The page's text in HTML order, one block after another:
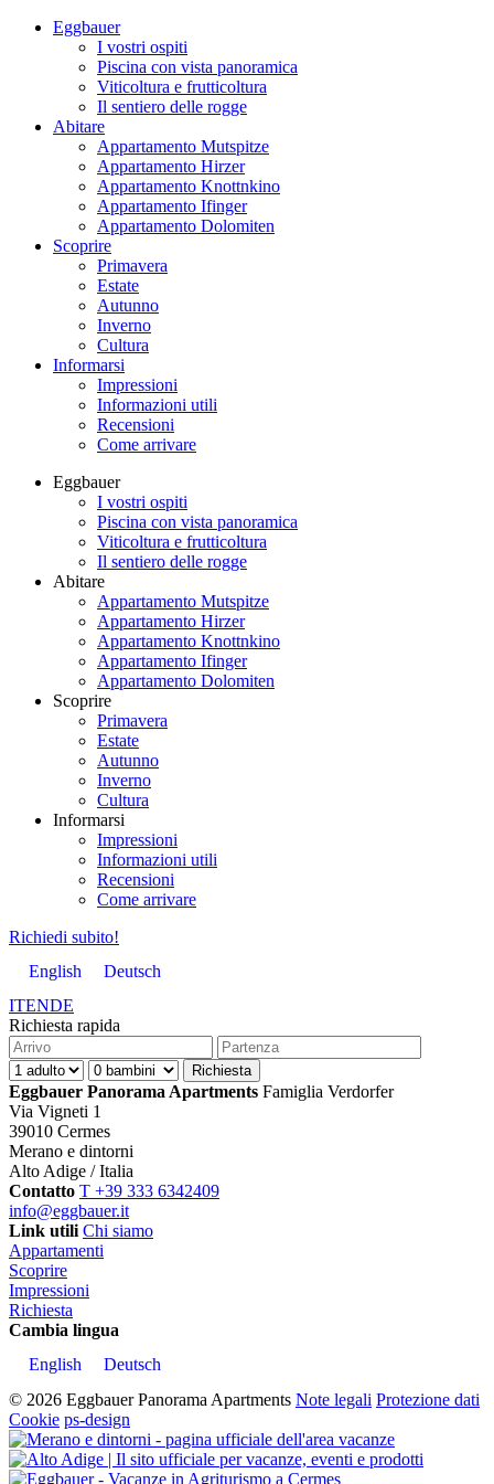
Eggbauer
I vostri ospiti
Piscina con vista panoramica
Viticoltura e frutticoltura
Il sentiero delle rogge
Abitare
Appartamento Mutspitze
Appartamento Hirzer
Appartamento Knottnkino
Appartamento Ifinger
Appartamento Dolomiten
Scoprire
Primavera
Estate
Autunno
Inverno
Cultura
Informarsi
Impressioni
Informazioni utili
Recensioni
Come arrivare
Eggbauer
I vostri ospiti
Piscina con vista panoramica
Viticoltura e frutticoltura
Il sentiero delle rogge
Abitare
Appartamento Mutspitze
Appartamento Hirzer
Appartamento Knottnkino
Appartamento Ifinger
Appartamento Dolomiten
Scoprire
Primavera
Estate
Autunno
Inverno
Cultura
Informarsi
Impressioni
Informazioni utili
Recensioni
Come arrivare
Richiedi subito!
English
Deutsch
ITENDE
Richiesta rapida
Eggbauer Panorama Apartments Famiglia Verdorfer
Via Vigneti 1
39010 Cermes
Merano e dintorni
Alto Adige / Italia
Contatto T +39 333 6342409
info@eggbauer.it
Link utili Chi siamo
Appartamenti
Scoprire
Impressioni
Richiesta
Cambia lingua
English
Deutsch
© 2026 Eggbauer Panorama Apartments Note legali Protezione dati
Cookie ps-design